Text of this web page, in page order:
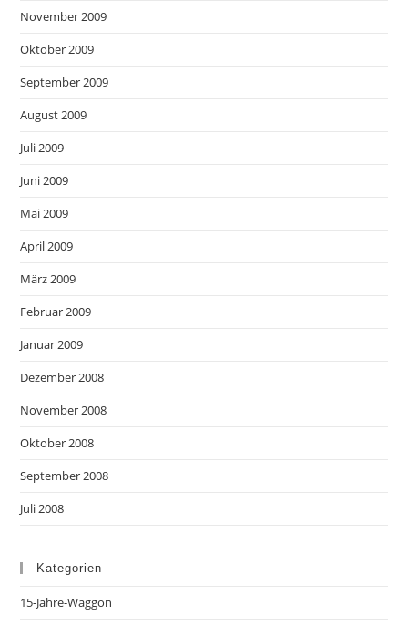
November 2009
Oktober 2009
September 2009
August 2009
Juli 2009
Juni 2009
Mai 2009
April 2009
März 2009
Februar 2009
Januar 2009
Dezember 2008
November 2008
Oktober 2008
September 2008
Juli 2008
Kategorien
15-Jahre-Waggon